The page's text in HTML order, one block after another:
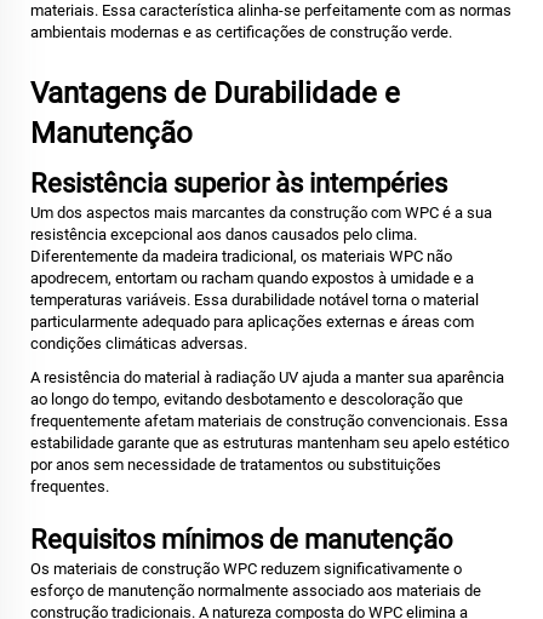
materiais. Essa característica alinha-se perfeitamente com as normas
ambientais modernas e as certificações de construção verde.
Vantagens de Durabilidade e
Manutenção
Resistência superior às intempéries
Um dos aspectos mais marcantes da construção com WPC é a sua
resistência excepcional aos danos causados pelo clima.
Diferentemente da madeira tradicional, os materiais WPC não
apodrecem, entortam ou racham quando expostos à umidade e a
temperaturas variáveis. Essa durabilidade notável torna o material
particularmente adequado para aplicações externas e áreas com
condições climáticas adversas.
A resistência do material à radiação UV ajuda a manter sua aparência
ao longo do tempo, evitando desbotamento e descoloração que
frequentemente afetam materiais de construção convencionais. Essa
estabilidade garante que as estruturas mantenham seu apelo estético
por anos sem necessidade de tratamentos ou substituições
frequentes.
Requisitos mínimos de manutenção
Os materiais de construção WPC reduzem significativamente o
esforço de manutenção normalmente associado aos materiais de
construção tradicionais. A natureza composta do WPC elimina a